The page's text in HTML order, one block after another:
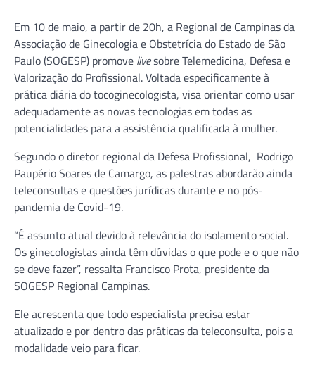
Em 10 de maio, a partir de 20h, a Regional de Campinas da
Associação de Ginecologia e Obstetrícia do Estado de São
Paulo (SOGESP) promove livesobre Telemedicina, Defesa e
Valorização do Profissional. Voltada especificamente à
prática diária do tocoginecologista, visa orientar como usar
adequadamente as novas tecnologias em todas as
potencialidades para a assistência qualificada à mulher.
Segundo o diretor regional da Defesa Profissional, Rodrigo
Paupério Soares de Camargo, as palestras abordarão ainda
teleconsultas e questões jurídicas durante e no pós-
pandemia de Covid-19.
“É assunto atual devido à relevância do isolamento social.
Os ginecologistas ainda têm dúvidas o que pode e o que não
se deve fazer”, ressalta Francisco Prota, presidente da
SOGESP Regional Campinas.
Ele acrescenta que todo especialista precisa estar
atualizado e por dentro das práticas da teleconsulta, pois a
modalidade veio para ficar.